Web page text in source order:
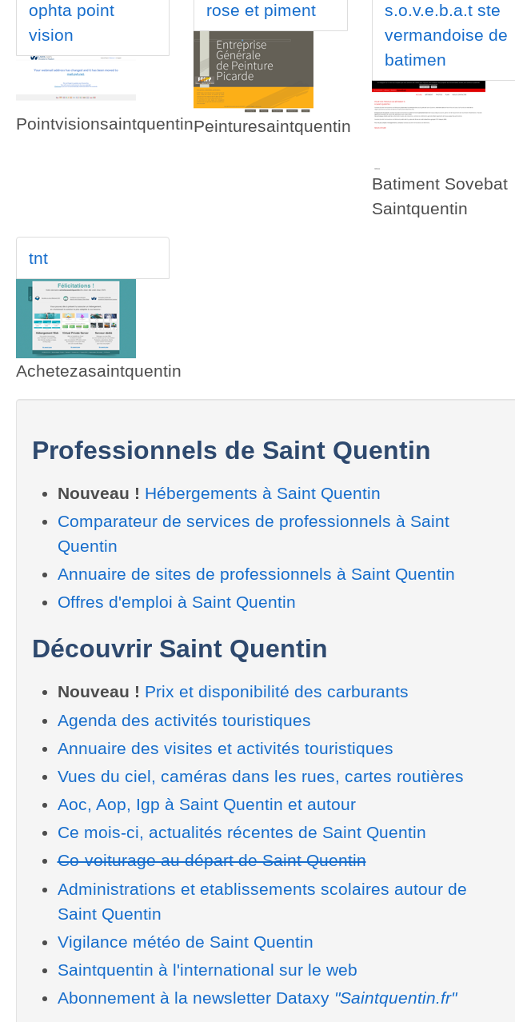
ophta point
vision
Pointvisionsaintquentin
rose et piment
Peinturesaintquentin
s.o.v.e.b.a.t ste
vermandoise de
batimen
Batiment Sovebat
Saintquentin
tnt
Achetezasaintquentin
Professionnels de Saint Quentin
Nouveau ! Hébergements à Saint Quentin
Comparateur de services de professionnels à Saint
Quentin
Annuaire de sites de professionnels à Saint Quentin
Offres d'emploi à Saint Quentin
Découvrir Saint Quentin
Nouveau ! Prix et disponibilité des carburants
Agenda des activités touristiques
Annuaire des visites et activités touristiques
Vues du ciel, caméras dans les rues, cartes routières
Aoc, Aop, Igp à Saint Quentin et autour
Ce mois-ci, actualités récentes de Saint Quentin
Co-voiturage au départ de Saint Quentin
Administrations et etablissements scolaires autour de
Saint Quentin
Vigilance météo de Saint Quentin
Saintquentin à l'international sur le web
Abonnement à la newsletter Dataxy "Saintquentin.fr"